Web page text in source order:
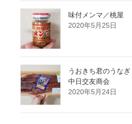
味付メンマ／桃屋
2020年5月25日
うおきち君のうな
中日交友商会
2020年5月24日